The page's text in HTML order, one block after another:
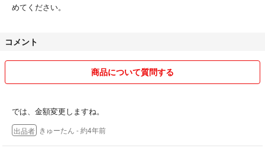
めてください。
コメント
商品について質問する
では、金額変更しますね。
出品者 きゅーたん - 約4年前